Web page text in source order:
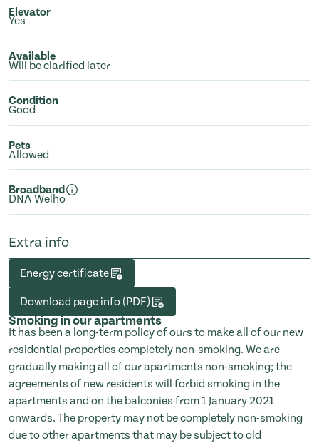
Elevator
Yes
Available
Will be clarified later
Condition
Good
Pets
Allowed
Broadband
DNA Welho
Extra info
Energy certificate
Download page info (PDF)
Smoking in our apartments
It has been a long-term policy of ours to make all of our new
residential properties completely non-smoking. We are
gradually making all of our apartments non-smoking; the
agreements of new residents will forbid smoking in the
apartments and on the balconies from 1 January 2021
onwards. The property may not be completely non-smoking
due to other apartments that may be subject to old